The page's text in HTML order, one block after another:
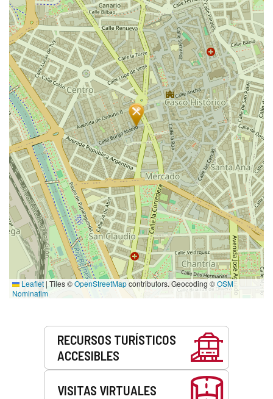
Leaflet | Tiles ©OpenStreetMapcontributors. Geocoding ©OSM
Nominatim
RECURSOS TURÍSTICOS
ACCESIBLES
VISITAS VIRTUALES